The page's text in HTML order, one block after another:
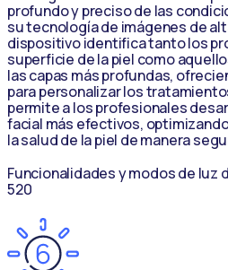
profundo y preciso de las
su tecnología de imágenes de
dispositivo identifica tanto los
superficie de la piel como
las capas más profundas,
para personalizar los
permite a los profesionales
facial más efectivos,
la salud de la piel de manera
Funcionalidades y modos de luz
520